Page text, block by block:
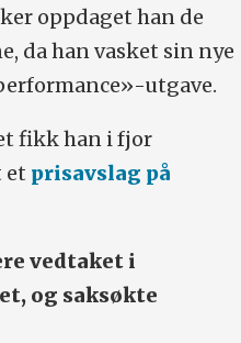
oppdaget han de
da han vasket sin nye
utgave.
fikk han i fjor
et prisavslag på
vedtaket i
og saksøkte